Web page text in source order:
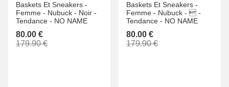
Baskets Et Sneakers -
Femme - Nubuck - Noir -
Tendance - NO NAME
80.00 €
179.90 €
Baskets Et Sneakers -
Femme - Nubuck -  -
Tendance - NO NAME
80.00 €
179.90 €